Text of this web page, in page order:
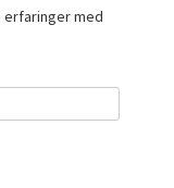
erfaringer med